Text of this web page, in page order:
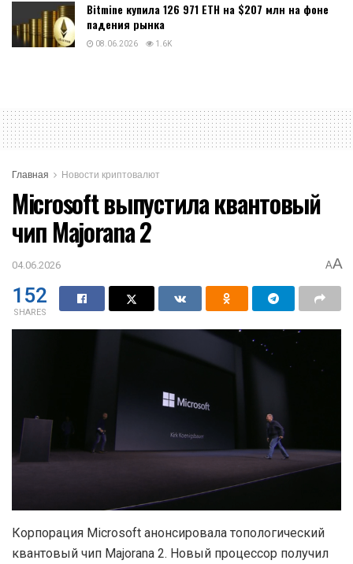
Bitmine купила 126 971 ETH на $207 млн на фоне
падения рынка
08.06.2026 1.6K
Главная Новости криптовалют
Microsoft выпустила квантовый
чип Majorana 2
04.06.2026 AA
152
SHARES
Корпорация Microsoft анонсировала топологический
квантовый чип Majorana 2. Новый процессор получил